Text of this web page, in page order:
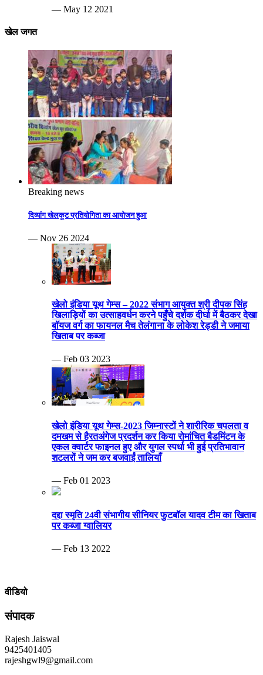
— May 12 2021
खेल जगत
Breaking news
दिव्यांग खेलकूट प्रतियोगिता का आयोजन हुआ
— Nov 26 2024
खेलो इंडिया यूथ गेम्स – 2022 संभाग आयुक्त श्री दीपक सिंह
खिलाड़ियों का उत्साहवर्धन करने पहुँचे दर्शक दीर्घा में बैठकर देखा
बॉयज वर्ग का फायनल मैच तेलंगाना के लोकेश रेड्डी ने जमाया
खिताब पर कब्जा
— Feb 03 2023
खेलो इंडिया यूथ गेम्स-2023 जिम्नास्टों ने शारीरिक चपलता व
दमखम से हैरतअंगेज प्रदर्शन कर किया रोमांचित बैडमिंटन के
एकल क्वार्टर फाइनल हुए और युगल स्पर्धा भी हुई प्रतिभावान
शटलरों ने जम कर बजवाईं तालियाँ
— Feb 01 2023
दद्दा स्मृति 24वी संभागीय सीनियर फुटबॉल यादव टीम का खिताब
पर कब्जा ग्वालियर
— Feb 13 2022
वीडियो
संपादक
Rajesh Jaiswal
9425401405
rajeshgwl9@gmail.com